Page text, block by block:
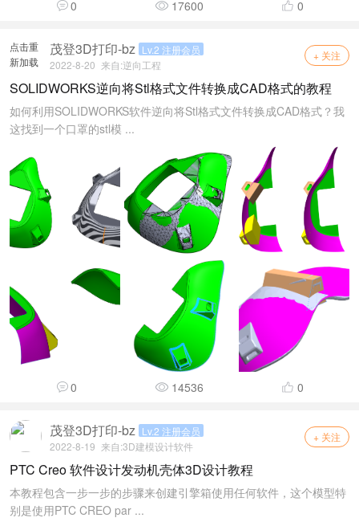
0 17600 0
点击重
新加载
茂登3D打印-bz Lv.2 注册会员
2022-8-20 来自:逆向工程
+ 关注
SOLIDWORKS逆向将Stl格式文件转换成CAD格式的教程
如何利用SOLIDWORKS软件逆向将Stl格式文件转换成CAD格式？我
这找到一个口罩的stl模 ...
0 14536 0
茂登3D打印-bz Lv.2 注册会员
2022-8-19 来自:3D建模设计软件
+ 关注
PTC Creo 软件设计发动机壳体3D设计教程
本教程包含一步一步的步骤来创建引擎箱使用任何软件，这个模型特
别是使用PTC CREO par ...